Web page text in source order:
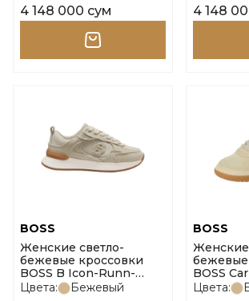
4 148 000 сум 4 148
BOSS
Женские светло-
бежевые кроссовки
BOSS B Icon-Runn-
Stcsdcv размер 41
Цвета:
Бежевый
BOSS
Женские
бежевые
BOSS
размер
Цвета: